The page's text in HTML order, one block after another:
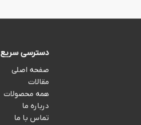
دسترسی سریع
صفحه اصلی
مقالات
همه محصولات
درباره ما
تماس با ما